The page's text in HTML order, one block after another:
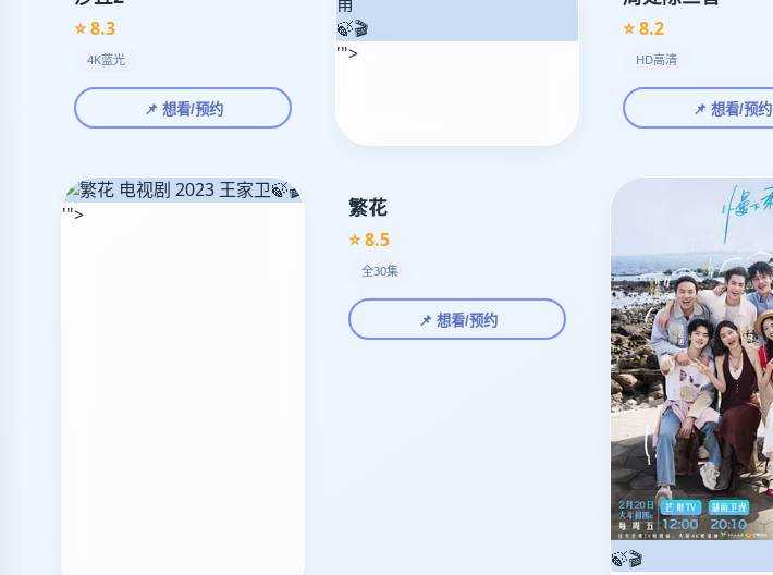
⭐ 8.3
4K蓝光
📌 想看/预约
🍃🎬
'">
⭐ 8.2
HD高清
📌 想看/预约
🍃🎬
'">
繁花
⭐ 8.5
全30集
📌 想看/预约
🍃🎬